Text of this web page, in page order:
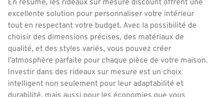
En résumé, les rideaux sur mesure discount offrent une
excellente solution pour personnaliser votre intérieur
tout en respectant votre budget. Avec la possibilité de
choisir des dimensions précises, des matériaux de
qualité, et des styles variés, vous pouvez créer
l’atmosphère parfaite pour chaque pièce de votre maison.
Investir dans des rideaux sur mesure est un choix
intelligent non seulement pour leur adaptabilité et